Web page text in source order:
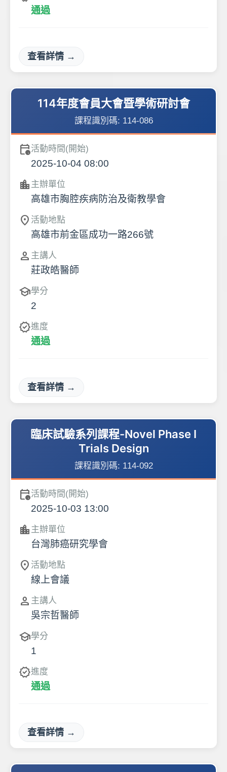
通過
查看詳情 →
114年度會員大會暨學術研討會
課程識別碼: 114-086
calendar_clock活動時間(開始)
2025-10-04 08:00
location_city 主辦單位
高雄市胸腔疾病防治及衛教學會
location_on 活動地點
高雄市前金區成功一路266號
person 主講人
莊政皓醫師
school學分
2
verified進度
通過
查看詳情 →
臨床試驗系列課程-Novel Phase I
Trials Design
課程識別碼: 114-092
calendar_clock活動時間(開始)
2025-10-03 13:00
location_city 主辦單位
台灣肺癌研究學會
location_on 活動地點
線上會議
person 主講人
吳宗哲醫師
school學分
1
verified進度
通過
查看詳情 →